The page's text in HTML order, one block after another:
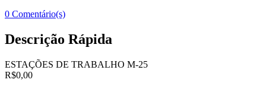
0 Comentário(s)
Descrição Rápida
ESTAÇÕES DE TRABALHO M-25
R$0,00